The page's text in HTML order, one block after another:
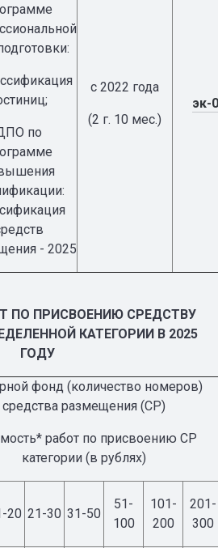
по
- 2025
с 2022 года
(2 г. 10 мес.)
эк-
ПО ПРИСВОЕНИЮ СРЕДСТВУ
КАТЕГОРИИ В 2025
ГОДУ
фонд (количество номеров)
средства размещения (СР)
работ по присвоению СР
категории (в рублях)
20 21-30 31-50
51-
100
101-
200
201-
300